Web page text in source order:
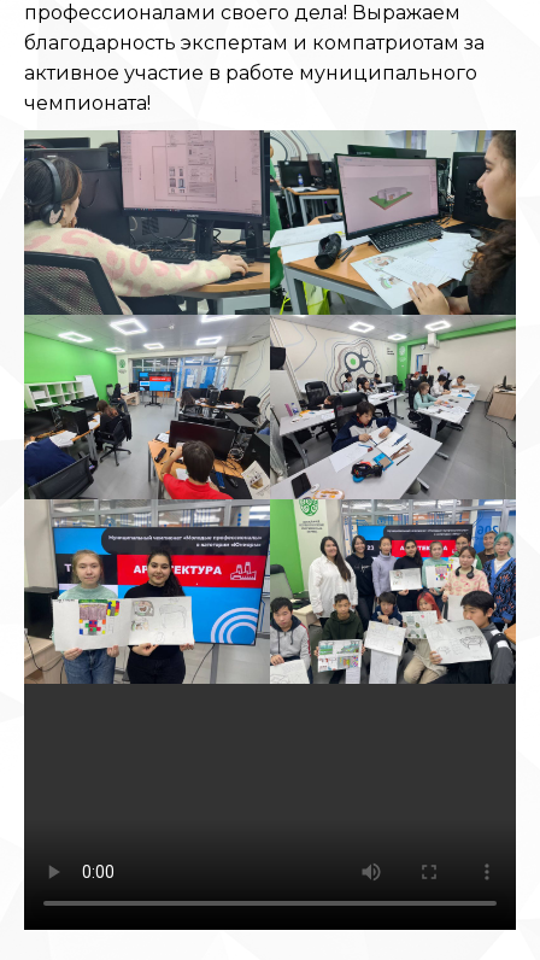
профессионалами своего дела! Выражаем
благодарность экспертам и компатриотам за
активное участие в работе муниципального
чемпионата!